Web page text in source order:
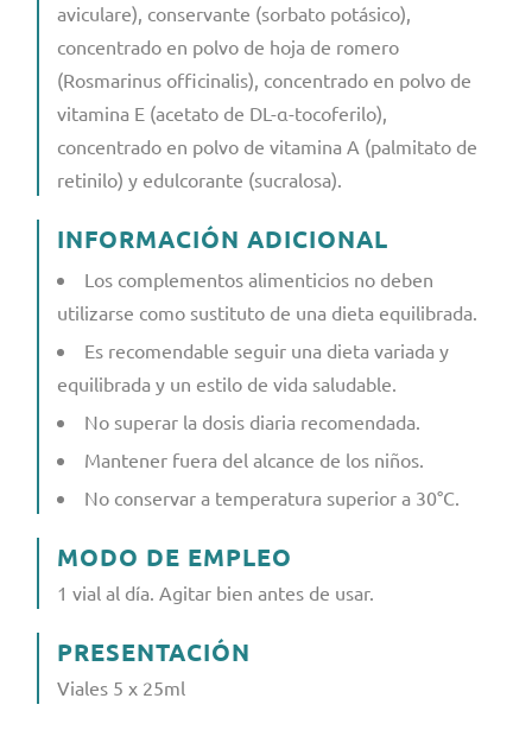
aviculare), conservante (sorbato potásico),
concentrado en polvo de hoja de romero
(Rosmarinus officinalis), concentrado en polvo de
vitamina E (acetato de DL-α-tocoferilo),
concentrado en polvo de vitamina A (palmitato de
retinilo) y edulcorante (sucralosa).
INFORMACIÓN ADICIONAL
Los complementos alimenticios no deben
utilizarse como sustituto de una dieta equilibrada.
Es recomendable seguir una dieta variada y
equilibrada y un estilo de vida saludable.
No superar la dosis diaria recomendada.
Mantener fuera del alcance de los niños.
No conservar a temperatura superior a 30°C.
MODO DE EMPLEO
1 vial al día. Agitar bien antes de usar.
PRESENTACIÓN
Viales 5 x 25ml